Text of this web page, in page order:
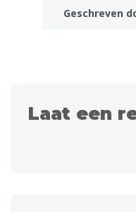
Geschreven
Laat een